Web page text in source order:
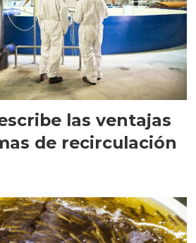
las ventajas
de recirculación